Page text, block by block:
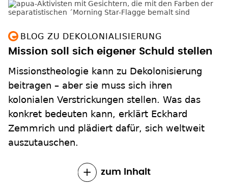
BLOG ZU DEKOLONIALISIERUNG
Missionstheologie kann zu Dekolonisierung
beitragen – aber sie muss sich ihren
kolonialen Verstrickungen stellen. Was das
konkret bedeuten kann, erklärt Eckhard
Zemmrich und plädiert dafür, sich weltweit
auszutauschen.